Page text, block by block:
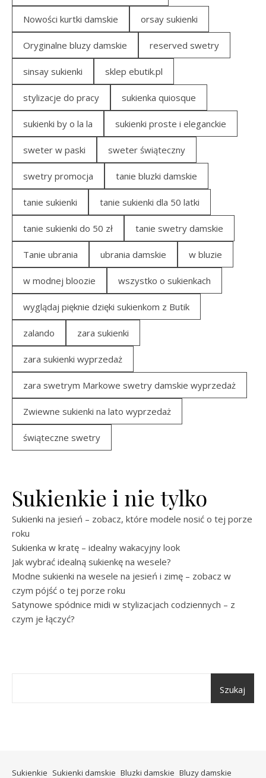
Nowości kurtki damskie orsay sukienki
Oryginalne bluzy damskie reserved swetry
sinsay sukienki sklep ebutik.pl
stylizacje do pracy sukienka quiosque
sukienki by o la la sukienki proste i eleganckie
sweter w paski sweter świąteczny
swetry promocja tanie bluzki damskie
tanie sukienki tanie sukienki dla 50 latki
tanie sukienki do 50 zł tanie swetry damskie
Tanie ubrania ubrania damskie w bluzie
w modnej bloozie wszystko o sukienkach
wyglądaj pięknie dzięki sukienkom z Butik
zalando zara sukienki
zara sukienki wyprzedaż
zara swetrym Markowe swetry damskie wyprzedaż
Zwiewne sukienki na lato wyprzedaż
świąteczne swetry
Sukienkie i nie tylko
Sukienki na jesień – zobacz, które modele nosić o tej porze
roku
Sukienka w kratę – idealny wakacyjny look
Jak wybrać idealną sukienkę na wesele?
Modne sukienki na wesele na jesień i zimę – zobacz w
czym pójść o tej porze roku
Satynowe spódnice midi w stylizacjach codziennych – z
czym je łączyć?
Szukaj
Sukienkie Sukienki damskie Bluzki damskie Bluzy damskie